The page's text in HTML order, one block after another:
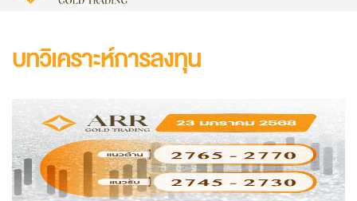
บทวิเคราะห์การลงทุน